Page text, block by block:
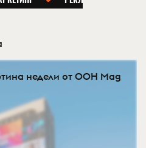
недели от OOH Mag